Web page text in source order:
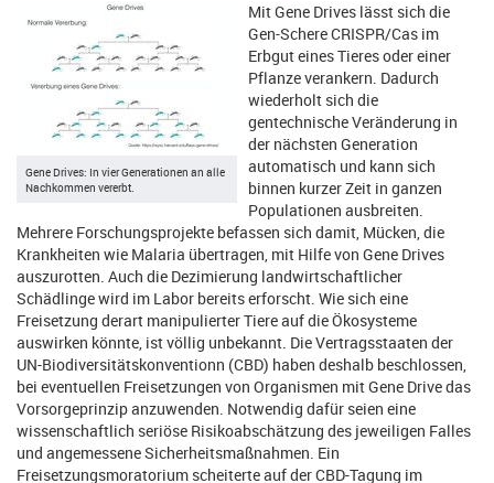
Gene Drives: In vier Generationen an alle
Nachkommen vererbt.
Mit Gene Drives lässt sich die
Gen-Schere CRISPR/Cas im
Erbgut eines Tieres oder einer
Pflanze verankern. Dadurch
wiederholt sich die
gentechnische Veränderung in
der nächsten Generation
automatisch und kann sich
binnen kurzer Zeit in ganzen
Populationen ausbreiten.
Mehrere Forschungsprojekte befassen sich damit, Mücken, die
Krankheiten wie Malaria übertragen, mit Hilfe von Gene Drives
auszurotten. Auch die Dezimierung landwirtschaftlicher
Schädlinge wird im Labor bereits erforscht. Wie sich eine
Freisetzung derart manipulierter Tiere auf die Ökosysteme
auswirken könnte, ist völlig unbekannt. Die Vertragsstaaten der
UN-Biodiversitätskonventionn (CBD) haben deshalb beschlossen,
bei eventuellen Freisetzungen von Organismen mit Gene Drive das
Vorsorgeprinzip anzuwenden. Notwendig dafür seien eine
wissenschaftlich seriöse Risikoabschätzung des jeweiligen Falles
und angemessene Sicherheitsmaßnahmen. Ein
Freisetzungsmoratorium scheiterte auf der CBD-Tagung im